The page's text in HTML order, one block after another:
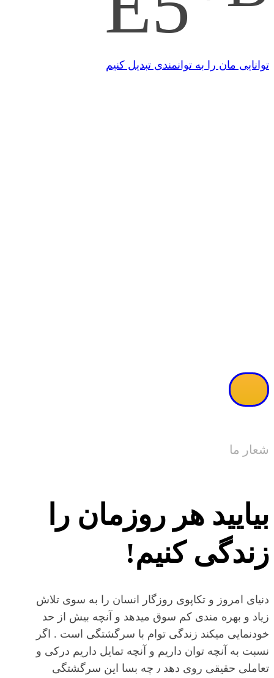
توانایی مان را به توانمندی تبدیل کنیم
شعار ما
بیایید هر روزمان را
زندگی کنیم!
دنیای امروز و تکاپوی روزگار انسان را به سوی تلاش
زیاد و بهره مندی کم سوق میدهد و آنچه بیش از حد
خودنمایی میکند زندگی توام با سرگشتگی است . اگر
نسبت به آنچه توان داریم و آنچه تمایل داریم درکی و
تعاملی حقیقی روی دهد ٫ چه بسا این سرگشتگی